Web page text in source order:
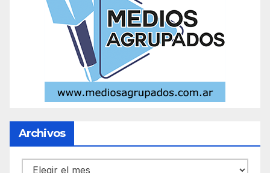
Archivos
Archivos